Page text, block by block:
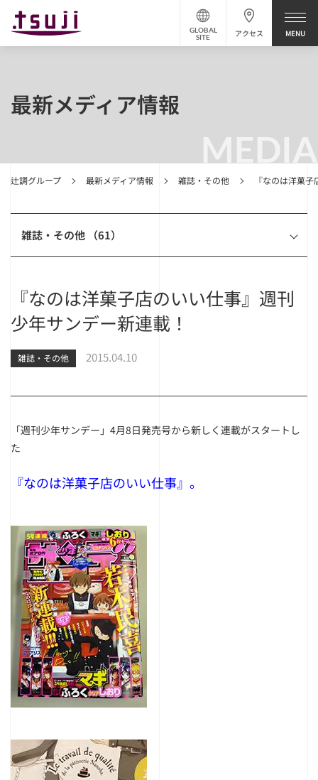
アクセス
GLOBAL
SITE
MEDIA
辻調グループ 最新メディア情報 雑誌・その他 『なのは洋菓
最新メディア情報
雑誌・その他 （61）
『なのは洋菓子店のいい仕事』週刊
少年サンデー新連載！
雑誌・その他 2015.04.10
「週刊少年サンデー」4月8日発売号から新しく連載がスタートし
た
『なのは洋菓子店のいい仕事』。